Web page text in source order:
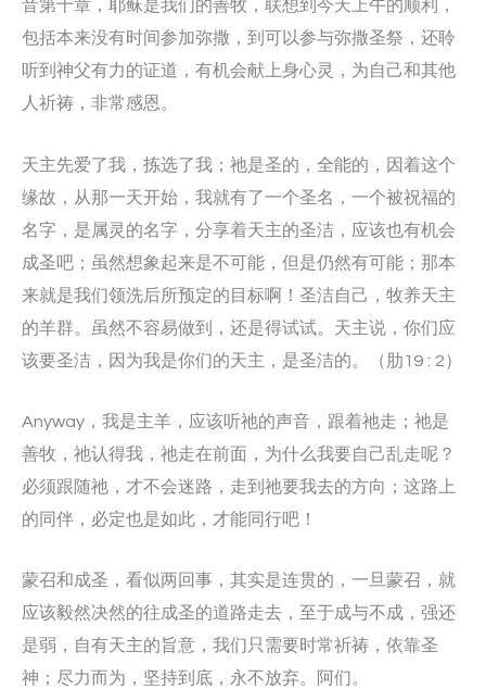
音第十章，耶稣是我们的善牧，联想到今天上午的顺利，
包括本来没有时间参加弥撒，到可以参与弥撒圣祭，还聆
听到神父有力的证道，有机会献上身心灵，为自己和其他
人祈祷，非常感恩。
天主先爱了我，拣选了我；祂是圣的，全能的，因着这个
缘故，从那一天开始，我就有了一个圣名，一个被祝福的
名字，是属灵的名字，分享着天主的圣洁，应该也有机会
成圣吧；虽然想象起来是不可能，但是仍然有可能；那本
来就是我们领洗后所预定的目标啊！圣洁自己，牧养天主
的羊群。虽然不容易做到，还是得试试。天主说，你们应
该要圣洁，因为我是你们的天主，是圣洁的。（肋19 : 2）
Anyway，我是主羊，应该听祂的声音，跟着祂走；祂是
善牧，祂认得我，祂走在前面，为什么我要自己乱走呢？
必须跟随祂，才不会迷路，走到祂要我去的方向；这路上
的同伴，必定也是如此，才能同行吧！
蒙召和成圣，看似两回事，其实是连贯的，一旦蒙召，就
应该毅然决然的往成圣的道路走去，至于成与不成，强还
是弱，自有天主的旨意，我们只需要时常祈祷，依靠圣
神；尽力而为，坚持到底，永不放弃。阿们。